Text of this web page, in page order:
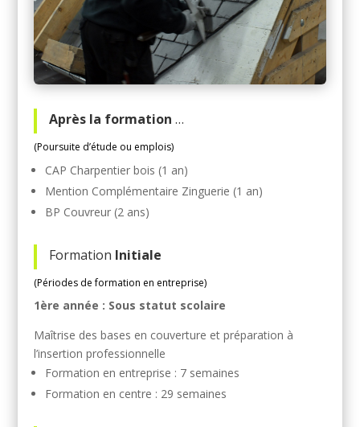
Après la formation …
(Poursuite d’étude ou emplois)
CAP Charpentier bois (1 an)
Mention Complémentaire Zinguerie (1 an)
BP Couvreur (2 ans)
Formation Initiale
(Périodes de formation en entreprise)
1ère année : Sous statut scolaire
Maîtrise des bases en couverture et préparation à
l’insertion professionnelle
Formation en entreprise : 7 semaines
Formation en centre : 29 semaines